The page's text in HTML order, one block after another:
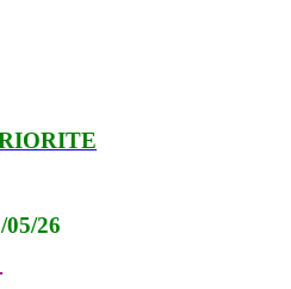
05/26